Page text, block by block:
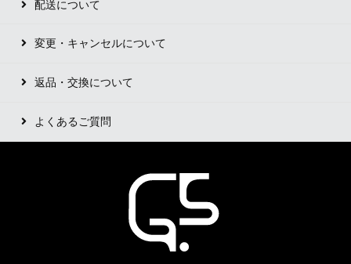
配送について
変更・キャンセルについて
返品・交換について
よくあるご質問